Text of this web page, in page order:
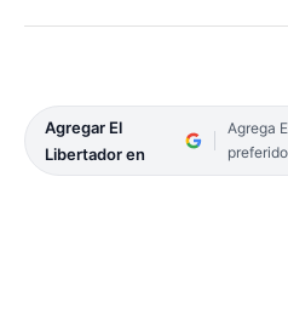
Agregar El
Libertador en
Agrega